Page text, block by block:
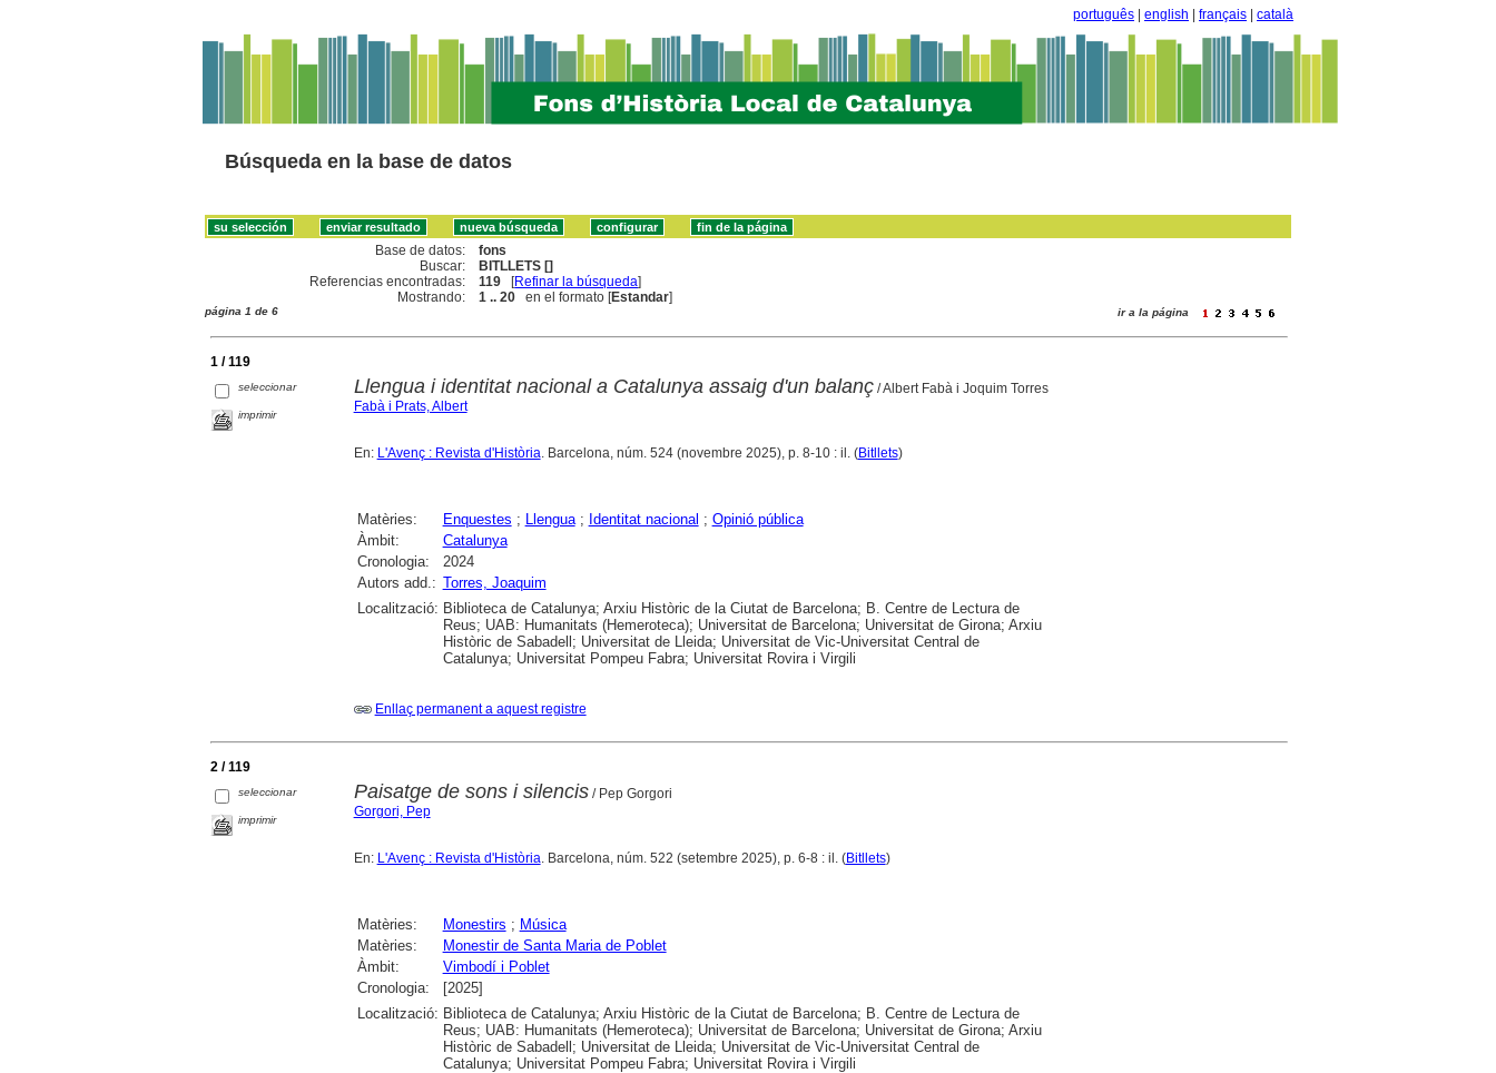
português english français català
Búsqueda en la base de datos
Base de datos:
fons
Buscar:
BITLLETS []
Referencias encontradas:
119 [Refinar la búsqueda]
Mostrando:
1 .. 20 en el formato [Estandar]
página 1 de 6 ir a la página
1 / 119
seleccionar
imprimir
Llengua i identitat nacional a Catalunya assaig d'un balanç/ Albert Fabà i Joquim Torres
Fabà i Prats, Albert
En: L'Avenç : Revista d'Història. Barcelona, núm. 524 (novembre 2025), p. 8-10 : il. (Bitllets)
Matèries: Enquestes ; Llengua; Identitat nacional ; Opinió pública
Àmbit:
Catalunya
Cronologia:
2024
Autors add.: Torres, Joaquim
Localització: Biblioteca de Catalunya; Arxiu Històric de la Ciutat de Barcelona; B. Centre de Lectura de
Reus; UAB: Humanitats (Hemeroteca); Universitat de Barcelona; Universitat de Girona; Arxiu
Històric de Sabadell; Universitat de Lleida; Universitat de Vic-Universitat Central de
Catalunya; Universitat Pompeu Fabra; Universitat Rovira i Virgili
Enllaç permanent a aquest registre
2 / 119
seleccionar
imprimir
Paisatge de sons i silencis/ Pep Gorgori
Gorgori, Pep
En: L'Avenç : Revista d'Història. Barcelona, núm. 522 (setembre 2025), p. 6-8 : il. (Bitllets)
Matèries: Monestirs ; Música
Matèries:
Monestir de Santa Maria de Poblet
Àmbit:
Vimbodí i Poblet
Cronologia:
[2025]
Localització: Biblioteca de Catalunya; Arxiu Històric de la Ciutat de Barcelona; B. Centre de Lectura de
Reus; UAB: Humanitats (Hemeroteca); Universitat de Barcelona; Universitat de Girona; Arxiu
Històric de Sabadell; Universitat de Lleida; Universitat de Vic-Universitat Central de
Catalunya; Universitat Pompeu Fabra; Universitat Rovira i Virgili